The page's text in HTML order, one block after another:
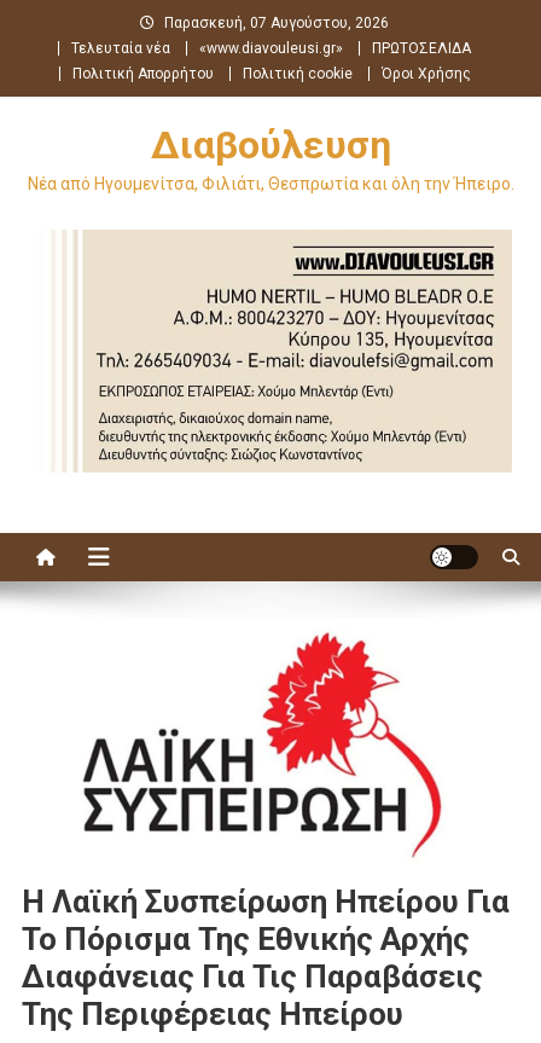
περιεχόμενο
Παρασκευή, 07 Αυγούστου, 2026
Τελευταία νέα
«www.diavouleusi.gr»
ΠΡΩΤΟΣΕΛΙΔΑ
Πολιτική Απορρήτου
Πολιτική cookie Όροι Χρήσης
Διαβούλευση
Νέα από Ηγουμενίτσα, Φιλιάτι, Θεσπρωτία και όλη την Ήπειρο.
Η Λαϊκή Συσπείρωση Ηπείρου Για
Το Πόρισμα Της Εθνικής Αρχής
Διαφάνειας Για Τις Παραβάσεις
Της Περιφέρειας Ηπείρου